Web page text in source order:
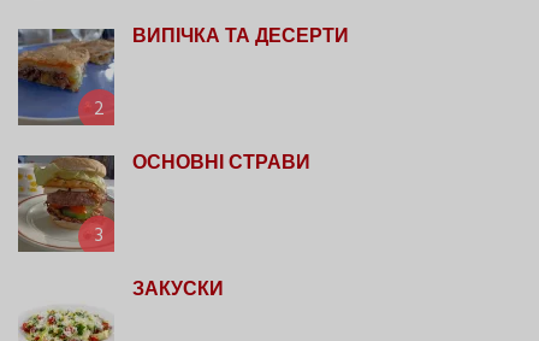
2
ВИПІЧКА ТА ДЕСЕРТИ
3
ОСНОВНІ СТРАВИ
ЗАКУСКИ